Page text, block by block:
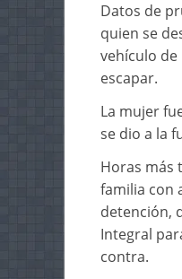
Datos de
quien se
vehículo
escapar.
La mujer
se dio a la
Horas más
familia con
detención,
Integral
contra.